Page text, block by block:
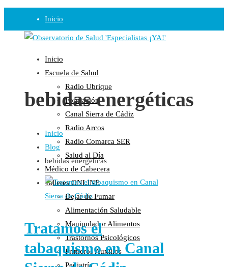
Inicio
Observatorio
Opinión
Radio
Guadalinfo Salud
Radio Guadalete
COPE Pontevedra
Salud en Radio Ubrique
Salud en Verano
Plataforma
Manifiestos
Comunicados
En nuestra Web
Colaboraciones
Cartas al Director
Inicio
Escuela de Salud
Radio Ubrique
Formación
Canal Sierra de Cádiz
Radio Arcos
Radio Comarca SER
Salud al Día
Médico de Cabecera
Talleres ONLINE
Dejar de Fumar
Alimentación Saludable
Manipulador Alimentos
Trastornos Psicológicos
Primeros Auxilios
Pediatría
bebidas energéticas
Inicio
Blog
bebidas energéticas
Tratamos el
tabaquismo en Canal